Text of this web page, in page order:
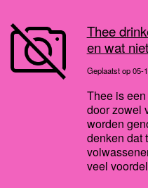
Thee
en wat
Geplaatst op 05-
Thee is
door zowel
worden
denken dat
veel